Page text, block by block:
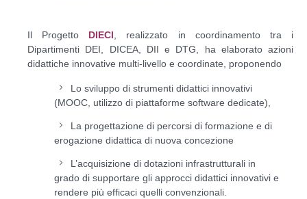
Il Progetto DIECI , realizzato in coordinamento tra i
Dipartimenti DEI, DICEA, DII e DTG, ha elaborato azioni
didattiche innovative multi-livello e coordinate, proponendo
Lo sviluppo di strumenti didattici innovativi
(MOOC, utilizzo di piattaforme software dedicate),
La progettazione di percorsi di formazione e di
erogazione didattica di nuova concezione
L’acquisizione di dotazioni infrastrutturali in
grado di supportare gli approcci didattici innovativi e
rendere più efficaci quelli convenzionali.